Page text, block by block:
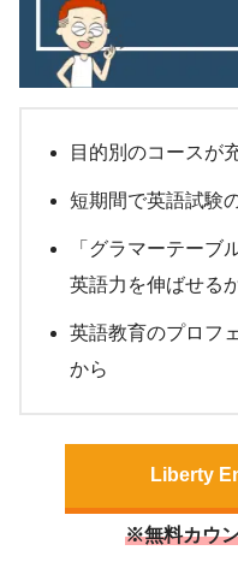
目的別のコースが
短期間で英語試験
「グラマーテーブ
英語力を伸ばせる
英語教育のプロフ
から
Liberty
※無料カウ